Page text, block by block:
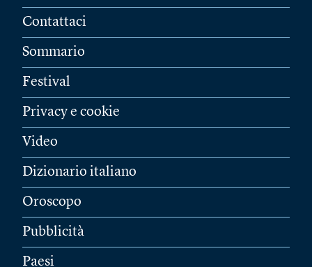
Contattaci
Sommario
Festival
Privacy e cookie
Video
Dizionario italiano
Oroscopo
Pubblicità
Paesi